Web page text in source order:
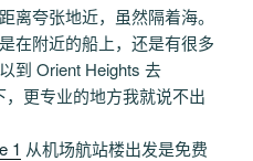
离夸张地近，虽然隔着海。
在附近的船上，还是有很多
到 Orient Heights 去
更专业的地方我就说不出
1 从机场航站楼出发是免费